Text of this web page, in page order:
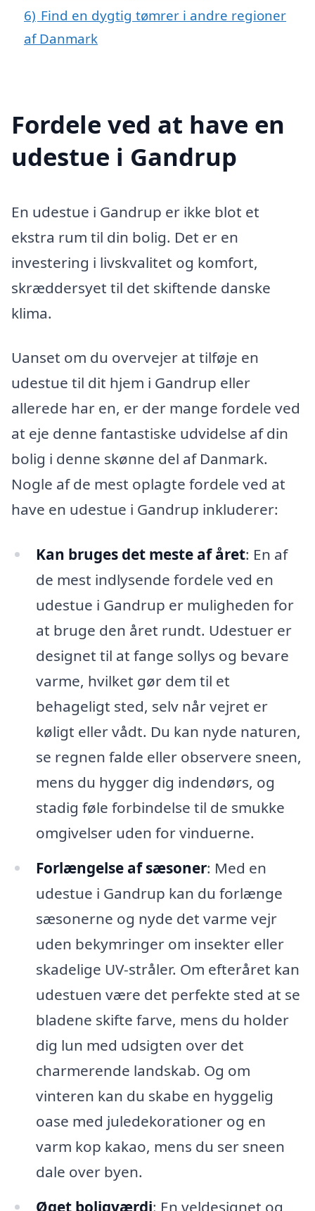
6) Find en dygtig tømrer i andre regioner
af Danmark
Fordele ved at have en
udestue i Gandrup
En udestue i Gandrup er ikke blot et
ekstra rum til din bolig. Det er en
investering i livskvalitet og komfort,
skræddersyet til det skiftende danske
klima.
Uanset om du overvejer at tilføje en
udestue til dit hjem i Gandrup eller
allerede har en, er der mange fordele ved
at eje denne fantastiske udvidelse af din
bolig i denne skønne del af Danmark.
Nogle af de mest oplagte fordele ved at
have en udestue i Gandrup inkluderer:
Kan bruges det meste af året: En af
de mest indlysende fordele ved en
udestue i Gandrup er muligheden for
at bruge den året rundt. Udestuer er
designet til at fange sollys og bevare
varme, hvilket gør dem til et
behageligt sted, selv når vejret er
køligt eller vådt. Du kan nyde naturen,
se regnen falde eller observere sneen,
mens du hygger dig indendørs, og
stadig føle forbindelse til de smukke
omgivelser uden for vinduerne.
Forlængelse af sæsoner: Med en
udestue i Gandrup kan du forlænge
sæsonerne og nyde det varme vejr
uden bekymringer om insekter eller
skadelige UV-stråler. Om efteråret kan
udestuen være det perfekte sted at se
bladene skifte farve, mens du holder
dig lun med udsigten over det
charmerende landskab. Og om
vinteren kan du skabe en hyggelig
oase med juledekorationer og en
varm kop kakao, mens du ser sneen
dale over byen.
Øget boligværdi: En veldesignet og